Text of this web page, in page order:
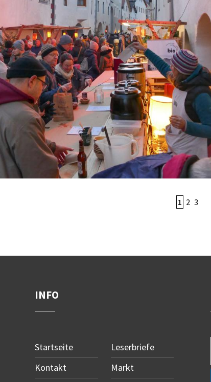
1 2 3
INFO
Startseite
Kontakt
Leserbriefe
Markt